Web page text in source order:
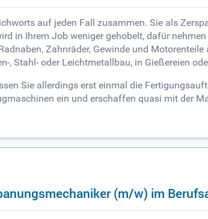
auf jeden Fall zusammen. Sie als
in Ihrem Job weniger gehobelt, dafür
Zahnräder, Gewinde und
, Stahl- oder Leichtmetallbau, in Gießereien
Sie allerdings erst einmal die
ein und erschaffen quasi mit der
(m/w) im